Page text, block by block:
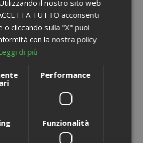
Espresso Compatibili Essse Caffè,
White Casa
il nostro sito web
TUTTO acconsenti
o cliccando sulla "X" puoi
con la nostra policy
di più
Performance
Funzionalità